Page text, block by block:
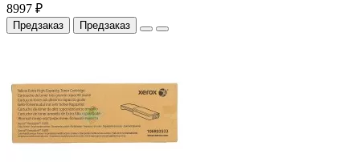
8997 ₽
Предзаказ Предзаказ